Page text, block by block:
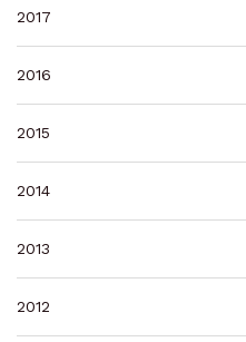
2017
2016
2015
2014
2013
2012